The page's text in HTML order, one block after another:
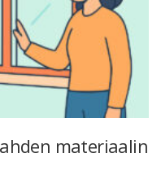
materiaalin